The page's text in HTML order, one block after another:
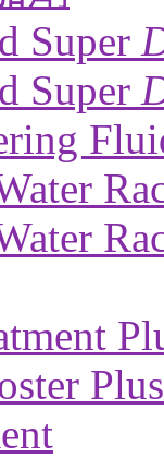
Super
Super
Plus